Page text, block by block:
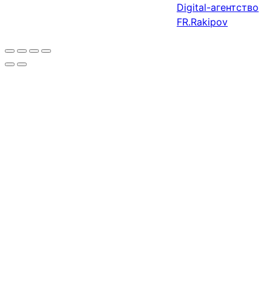
Digital-агентство
FR.Rakipov